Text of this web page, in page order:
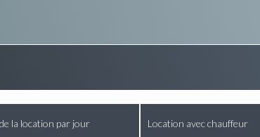
la location par jour Location avec chauffeur